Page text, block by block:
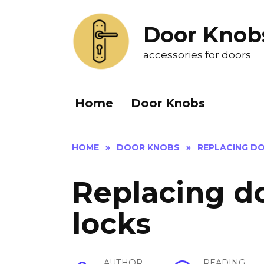
Door
accessories for doors
Home Door Knobs
HOME » DOOR KNOBS » REPLACING
Replacing
locks